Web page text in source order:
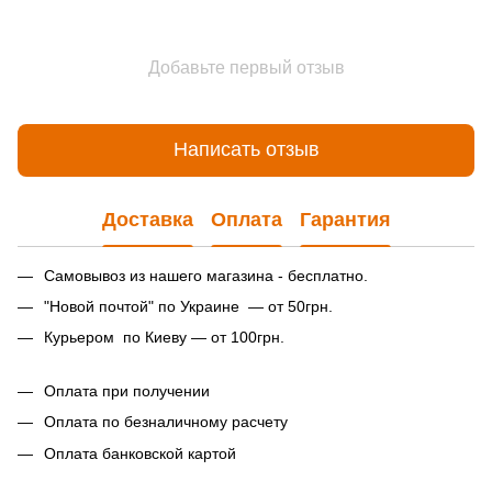
Добавьте первый отзыв
Написать отзыв
Доставка Оплата Гарантия
Самовывоз из нашего магазина - бесплатно.
"Новой почтой" по Украине — от 50грн.
Курьером по Киеву — от 100грн.
Оплата при получении
Оплата по безналичному расчету
Оплата банковской картой